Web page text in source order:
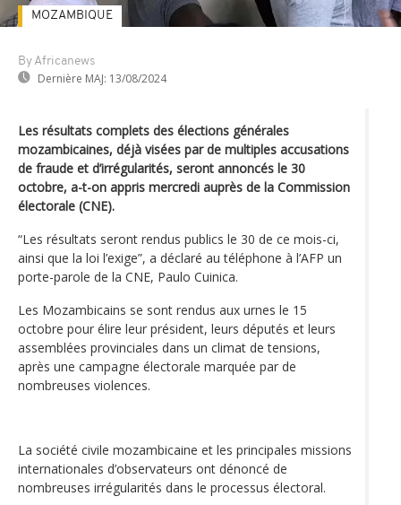
By Africanews
Dernière MAJ: 13/08/2024
MOZAMBIQUE
Les résultats complets des élections générales
mozambicaines, déjà visées par de multiples accusations
de fraude et d’irrégularités, seront annoncés le 30
octobre, a-t-on appris mercredi auprès de la Commission
électorale (CNE).
“Les résultats seront rendus publics le 30 de ce mois-ci,
ainsi que la loi l’exige”, a déclaré au téléphone à l’AFP un
porte-parole de la CNE, Paulo Cuinica.
Les Mozambicains se sont rendus aux urnes le 15
octobre pour élire leur président, leurs députés et leurs
assemblées provinciales dans un climat de tensions,
après une campagne électorale marquée par de
nombreuses violences.
La société civile mozambicaine et les principales missions
internationales d’observateurs ont dénoncé de
nombreuses irrégularités dans le processus électoral.